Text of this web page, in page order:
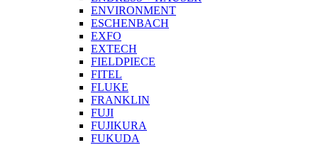
ENVIRONMENT
ESCHENBACH
EXFO
EXTECH
FIELDPIECE
FITEL
FLUKE
FRANKLIN
FUJI
FUJIKURA
FUKUDA